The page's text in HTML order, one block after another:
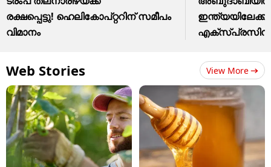
രക്ഷപ്പെട്ടു! ഹെലികോപ്റ്ററിന് സമീപം
വിമാനം
Web Stories View More